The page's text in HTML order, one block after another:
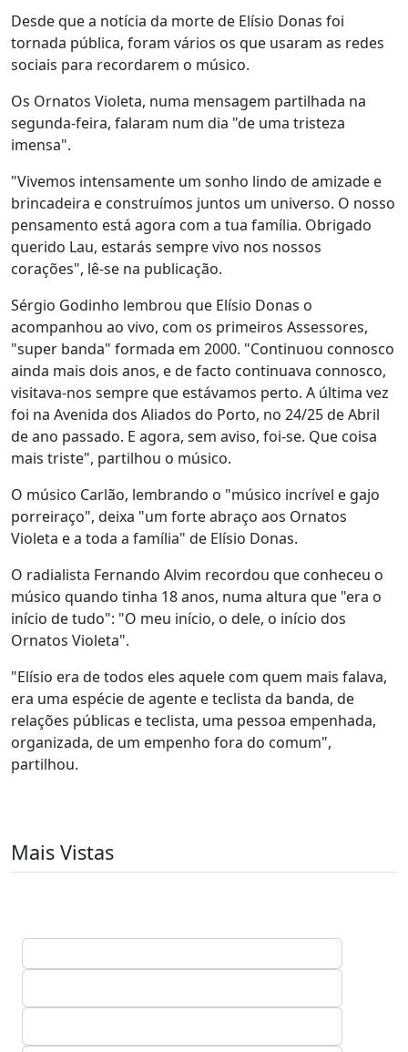
Desde que a notícia da morte de Elísio Donas foi
tornada pública, foram vários os que usaram as redes
sociais para recordarem o músico.
Os Ornatos Violeta, numa mensagem partilhada na
segunda-feira, falaram num dia "de uma tristeza
imensa".
"Vivemos intensamente um sonho lindo de amizade e
brincadeira e construímos juntos um universo. O nosso
pensamento está agora com a tua família. Obrigado
querido Lau, estarás sempre vivo nos nossos
corações", lê-se na publicação.
Sérgio Godinho lembrou que Elísio Donas o
acompanhou ao vivo, com os primeiros Assessores,
"super banda" formada em 2000. "Continuou connosco
ainda mais dois anos, e de facto continuava connosco,
visitava-nos sempre que estávamos perto. A última vez
foi na Avenida dos Aliados do Porto, no 24/25 de Abril
de ano passado. E agora, sem aviso, foi-se. Que coisa
mais triste", partilhou o músico.
O músico Carlão, lembrando o "músico incrível e gajo
porreiraço", deixa "um forte abraço aos Ornatos
Violeta e a toda a família" de Elísio Donas.
O radialista Fernando Alvim recordou que conheceu o
músico quando tinha 18 anos, numa altura que "era o
início de tudo": "O meu início, o dele, o início dos
Ornatos Violeta".
"Elísio era de todos eles aquele com quem mais falava,
era uma espécie de agente e teclista da banda, de
relações públicas e teclista, uma pessoa empenhada,
organizada, de um empenho fora do comum",
partilhou.
Mais Vistas